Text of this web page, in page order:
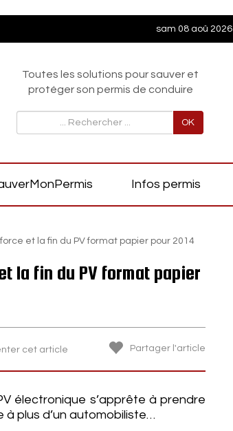
sam 08 aoû 2026
Toutes les solutions pour sauver et
protéger son permis de conduire
OK
Infos permis
et la fin du PV format papier pour 2014
la fin du PV format papier
cet article Partager l'article
électronique s’apprête à prendre
à plus d’un automobiliste…